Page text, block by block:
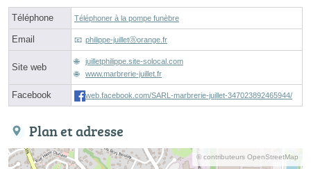
Téléphone Téléphoner à la pompe funèbre
Email philippe-juilletⓐorange.fr
Site web
juilletphilippe.site-solocal.com
www.marbrerie-juillet.fr
Facebook web.facebook.com/SARL-marbrerie-juillet-347023892465944/
Plan et adresse
© contributeurs OpenStreetMap